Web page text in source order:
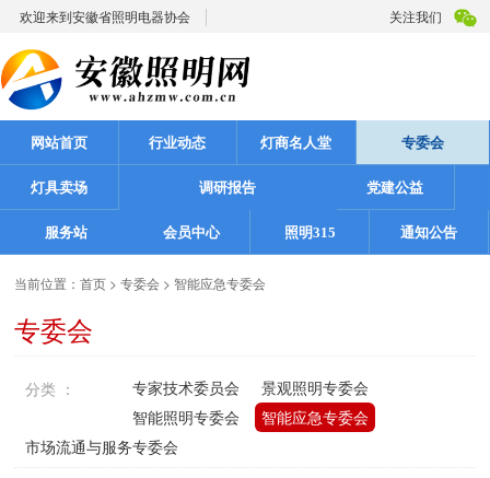
欢迎来到安徽省照明电器协会 关注我们
网站首页 行业动态 灯商名人堂 专委会
灯具卖场 调研报告 党建公益
服务站 会员中心 照明315 通知公告
当前位置：首页 >专委会 >智能应急专委会
专委会
分类 ： 专家技术委员会
景观照明专委会
智能照明专委会
智能应急专委会
市场流通与服务专委会